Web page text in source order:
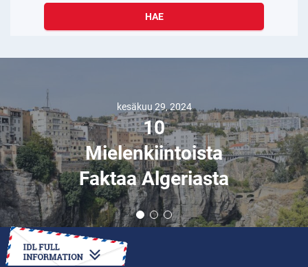
HAE
kesäkuu 29, 2024
10
Mielenkiintoista
Faktaa Algeriasta
MITEN